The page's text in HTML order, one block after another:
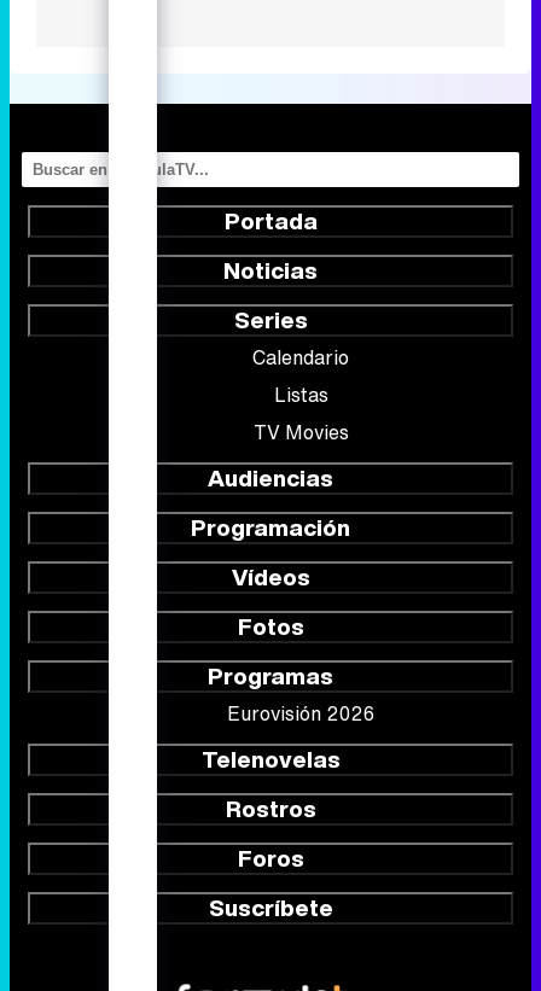
Portada
Noticias
Series
Calendario
Listas
TV Movies
Audiencias
Programación
Vídeos
Fotos
Programas
Eurovisión 2026
Telenovelas
Rostros
Foros
Suscríbete